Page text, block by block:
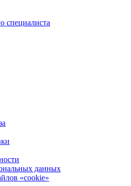
специалиста
данных
«cookie»